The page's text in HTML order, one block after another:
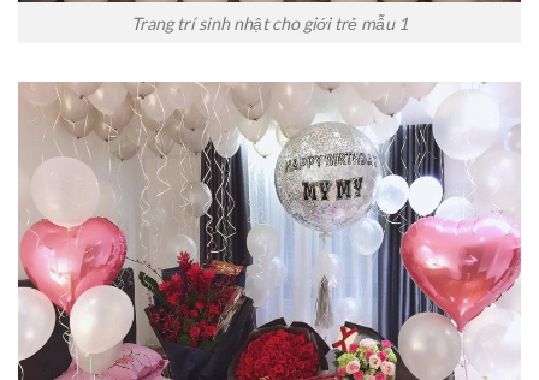
Trang trí sinh nhật cho giới trẻ mẫu 1